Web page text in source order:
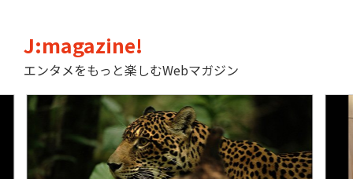
J:magazine!
エンタメをもっと楽しむWebマガジン